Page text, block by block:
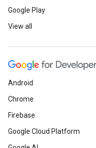
Google Play
View all
Android
Chrome
Firebase
Google Cloud Platform